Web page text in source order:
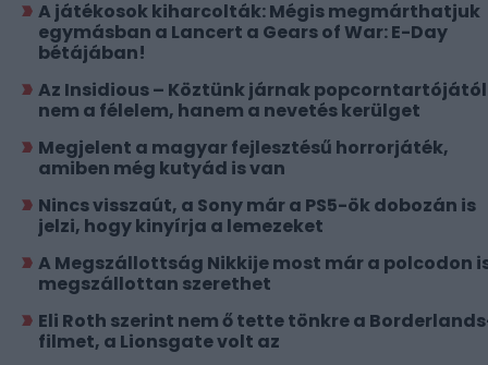
A játékosok kiharcolták: Mégis megmárthatjuk
egymásban a Lancert a Gears of War: E-Day
bétájában!
Az Insidious – Köztünk járnak popcorntartójától
nem a félelem, hanem a nevetés kerülget
Megjelent a magyar fejlesztésű horrorjáték,
amiben még kutyád is van
Nincs visszaút, a Sony már a PS5-ök dobozán is
jelzi, hogy kinyírja a lemezeket
A Megszállottság Nikkije most már a polcodon
megszállottan szerethet
Eli Roth szerint nem ő tette tönkre a
filmet, a Lionsgate volt az